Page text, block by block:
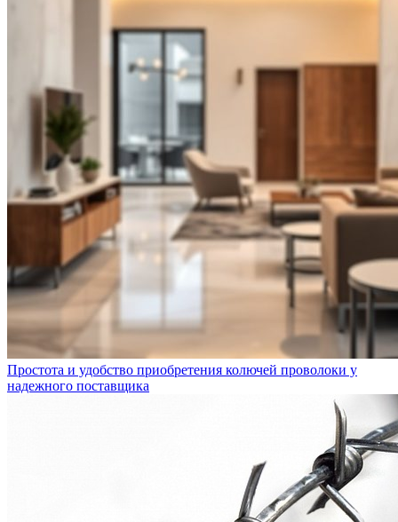
Простота и удобство приобретения колючей проволоки у
надежного поставщика